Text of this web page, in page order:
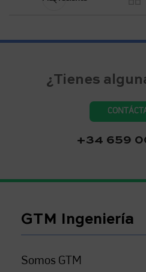
¿Tienes
+34 659
GTM Ingeniería
Somos GTM